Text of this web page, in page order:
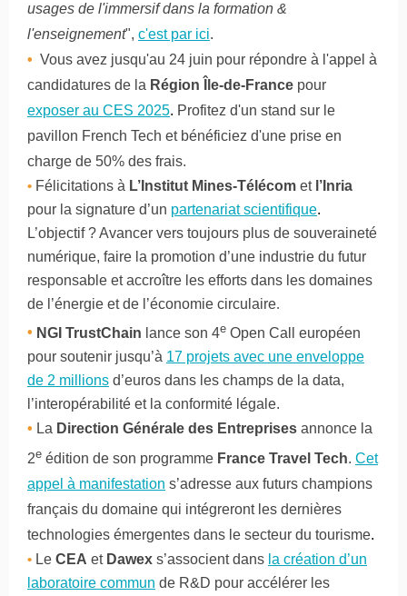
usages de l'immersif dans la formation &
l'enseignement", c'est par ici.
• Vous avez jusqu'au 24 juin pour répondre à l'appel à
candidatures de la Région Île-de-France pour
exposer au CES 2025. Profitez d'un stand sur le
pavillon French Tech et bénéficiez d'une prise en
charge de 50% des frais.
• Félicitations à L’Institut Mines-Télécom et l’Inria
pour la signature d’un partenariat scientifique.
L’objectif ? Avancer vers toujours plus de souveraineté
numérique, faire la promotion d’une industrie du futur
responsable et accroître les efforts dans les domaines
de l’énergie et de l’économie circulaire.
• NGI TrustChain lance son 4e Open Call européen
pour soutenir jusqu’à 17 projets avec une enveloppe
de 2 millions d’euros dans les champs de la data,
l’interopérabilité et la conformité légale.
• La Direction Générale des Entreprises annonce la
2e édition de son programme France Travel Tech. Cet
appel à manifestation s’adresse aux futurs champions
français du domaine qui intégreront les dernières
technologies émergentes dans le secteur du tourisme.
• Le CEA et Dawex s’associent dans la création d’un
laboratoire commun de R&D pour accélérer les